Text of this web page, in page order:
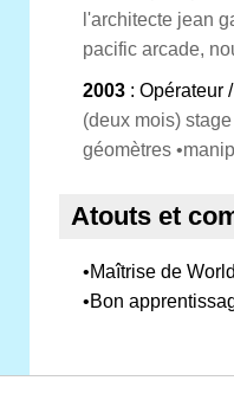
l'architecte jean
pacific arcade,
2003 : Opérateur
(deux mois)
géomètres
Atouts et
•Maîtrise de
•Bon